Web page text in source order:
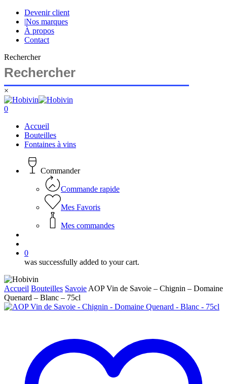
Skip
main
content
Devenir client
|Nos marques
À propos
Contact
Rechercher
×
Close
Search
search
account
0
Accueil
Bouteilles
Fontaines à vins
Commander
Commande rapide
Mes Favoris
Mes commandes
0
was successfully added to your cart.
Accueil Bouteilles Savoie AOP Vin de Savoie – Chignin – Domaine
Quenard – Blanc – 75cl